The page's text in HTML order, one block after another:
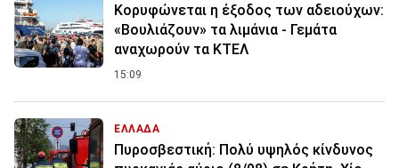
Κορυφώνεται η έξοδος των αδειούχων:
«Βουλιάζουν» τα λιμάνια - Γεμάτα
αναχωρούν τα ΚΤΕΛ
15:09
ΕΛΛΑΔΑ
Πυροσβεστική: Πολύ υψηλός κίνδυνος